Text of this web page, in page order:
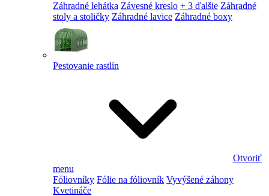
Záhradné lehátka Závesné kreslo + 3 ďalšie Záhradné
stoly a stoličky Záhradné lavice Záhradné boxy
Pestovanie rastlín
Otvoriť
menu
Fóliovníky Fólie na fóliovník Vyvýšené záhony
Kvetináče